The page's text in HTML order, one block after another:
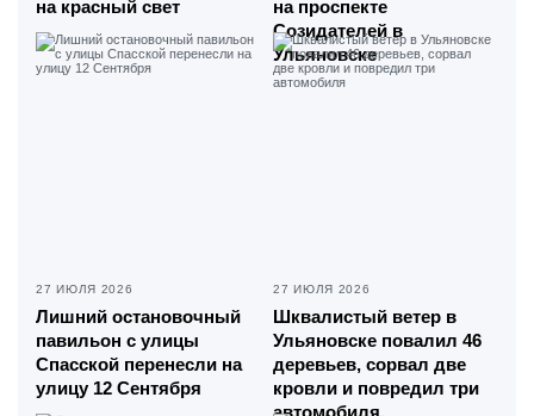
на красный свет
на проспекте
Созидателей в
Ульяновске
27 ИЮЛЯ 2026
Лишний остановочный
павильон с улицы
Спасской перенесли на
улицу 12 Сентября
27 ИЮЛЯ 2026
Шквалистый ветер в
Ульяновске повалил 46
деревьев, сорвал две
кровли и повредил три